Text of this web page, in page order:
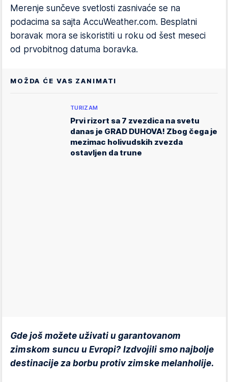
Merenje sunčeve svetlosti zasnivaće se na
podacima sa sajta AccuWeather.com. Besplatni
boravak mora se iskoristiti u roku od šest meseci
od prvobitnog datuma boravka.
MOŽDA ĆE VAS ZANIMATI
TURIZAM
Prvi rizort sa 7 zvezdica na svetu
danas je GRAD DUHOVA! Zbog čega je
mezimac holivudskih zvezda
ostavljen da trune
Gde još možete uživati u garantovanom
zimskom suncu u Evropi? Izdvojili smo najbolje
destinacije za borbu protiv zimske melanholije.